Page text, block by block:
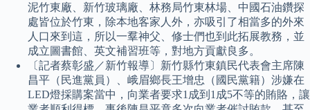
泥竹東廠、新竹玻璃廠、林務局竹東林場、中國石油鑽探
處皆位於竹東，除本地客家人外，亦吸引了相當多的外來
人口來到這，所以一羣神父、修士們也到此拓展教務，並
成立圖書館、英文補習班等，對地方貢獻良多。
〔記者蔡彰盛／新竹報導〕新竹縣竹東鎮民代表會主席陳
昌平（民進黨員）、峨眉鄉長王增忠（國民黨籍）涉嫌在
LED燈採購案當中，向業者要求1成到1成5不等的賄賂，讓